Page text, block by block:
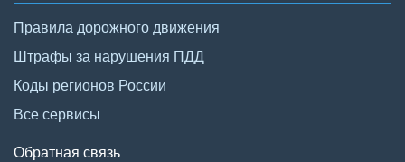
Правила дорожного движения
Штрафы за нарушения ПДД
Коды регионов России
Все сервисы
Обратная связь